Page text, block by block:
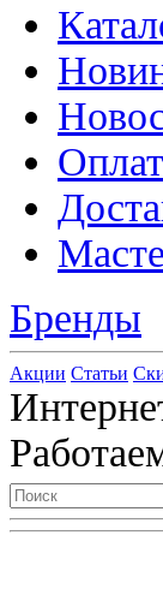
Бренды
Акции Статьи